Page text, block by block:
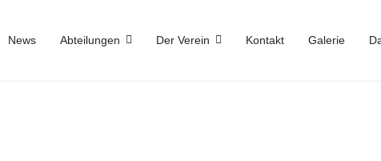
News Abteilungen Der Verein Kontakt Galerie